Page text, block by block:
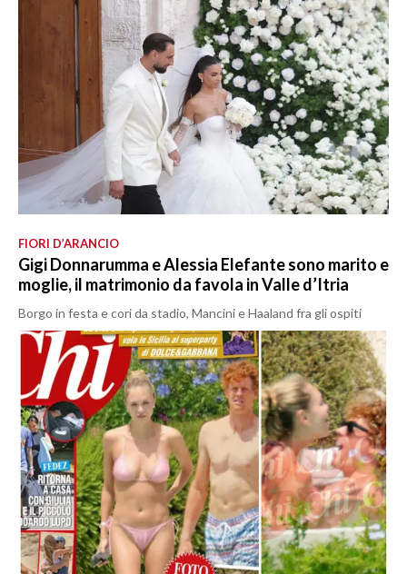
FIORI D’ARANCIO
Gigi Donnarumma e Alessia Elefante sono marito e
moglie, il matrimonio da favola in Valle d’Itria
Borgo in festa e cori da stadio, Mancini e Haaland fra gli ospiti